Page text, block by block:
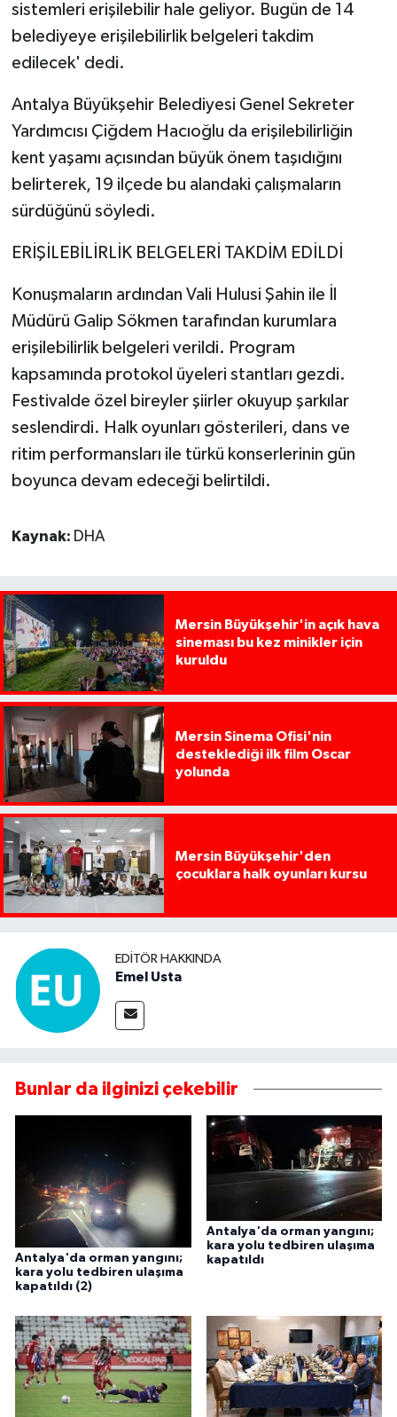
sistemleri erişilebilir hale geliyor. Bugün de 14
belediyeye erişilebilirlik belgeleri takdim
edilecek' dedi.
Antalya Büyükşehir Belediyesi Genel Sekreter
Yardımcısı Çiğdem Hacıoğlu da erişilebilirliğin
kent yaşamı açısından büyük önem taşıdığını
belirterek, 19 ilçede bu alandaki çalışmaların
sürdüğünü söyledi.
ERİŞİLEBİLİRLİK BELGELERİ TAKDİM EDİLDİ
Konuşmaların ardından Vali Hulusi Şahin ile İl
Müdürü Galip Sökmen tarafından kurumlara
erişilebilirlik belgeleri verildi. Program
kapsamında protokol üyeleri stantları gezdi.
Festivalde özel bireyler şiirler okuyup şarkılar
seslendirdi. Halk oyunları gösterileri, dans ve
ritim performansları ile türkü konserlerinin gün
boyunca devam edeceği belirtildi.
Kaynak: DHA
Mersin Büyükşehir'in açık hava
sineması bu kez minikler için
kuruldu
Mersin Sinema Ofisi'nin
desteklediği ilk film Oscar
yolunda
Mersin Büyükşehir'den
çocuklara halk oyunları kursu
EDITÖR HAKKINDA
Emel Usta
Bunlar da ilginizi çekebilir
Antalya'da orman yangını;
kara yolu tedbiren ulaşıma
kapatıldı (2)
Antalya'da orman yangını;
kara yolu tedbiren ulaşıma
kapatıldı